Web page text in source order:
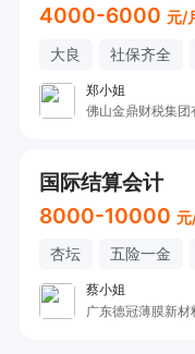
4000-6000 元/
大良 社保齐全
郑小姐
佛山金鼎财税集团
国际结算会计
8000-10000 元
杏坛 五险一金
蔡小姐
广东德冠薄膜新材